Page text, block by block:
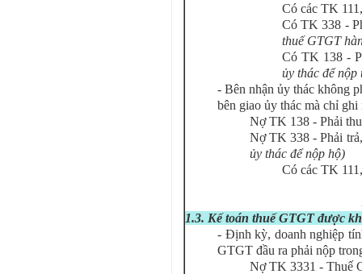
Có các TK
Có TK 338 -
thuế GTGT
Có TK 138 -
ủy thác để
- Bên nhận ủy thác không
bên giao ủy thác mà chỉ
Nợ TK 138 - Phải
Nợ TK 338 - Phải
ủy thác để nộp hộ)
Có các TK
1.3. Kế toán thuế GTGT được
- Định kỳ, doanh nghiệp
GTGT đầu ra phải nộp
Nợ TK 3331 - Thuế